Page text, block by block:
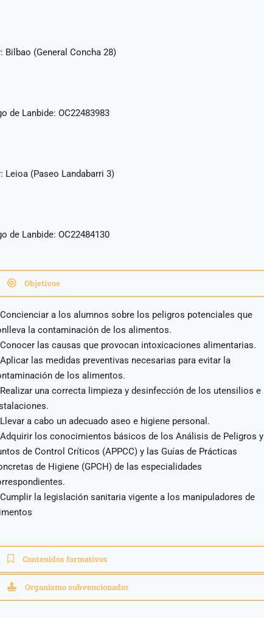
Bilbao (General Concha 28)
de Lanbide: OC22483983
Leioa (Paseo Landabarri 3)
de Lanbide: OC22484130
Objetivos
a los alumnos sobre los peligros potenciales que
la contaminación de los alimentos.
las causas que provocan intoxicaciones alimentarias.
las medidas preventivas necesarias para evitar la
de los alimentos.
una correcta limpieza y desinfección de los utensilios e
a cabo un adecuado aseo e higiene personal.
los conocimientos básicos de los Análisis de Peligros y
de Control Críticos (APPCC) y las Guías de Prácticas
de Higiene (GPCH) de las especialidades
la legislación sanitaria vigente a los manipuladores de
Contenidos formativos
Organismo subvencionador